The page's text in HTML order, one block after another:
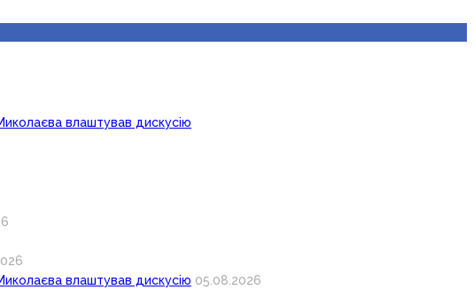
влаштував дискусію
влаштував дискусію 05.08.2026